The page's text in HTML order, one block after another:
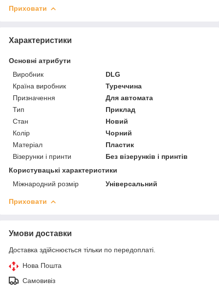
Приховати
Характеристики
Основні атрибути
Виробник
DLG
Країна виробник
Туреччина
Призначення
Для автомата
Тип
Приклад
Стан
Новий
Колір
Чорний
Матеріал
Пластик
Візерунки і принти
Без візерунків і принтів
Користувацькі характеристики
Міжнародний розмір
Універсальний
Приховати
Умови доставки
Доставка здійснюється тільки по передоплаті.
Нова Пошта
Самовивіз